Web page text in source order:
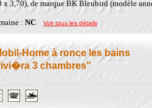
x 3,70), de marque BK Bleubird (modèle
: NC Voir tous les détails
Home à ronce les bains
3 chambres"